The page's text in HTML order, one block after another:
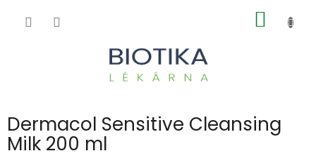
Dermacol Sensitive Cleansing
Milk 200 ml